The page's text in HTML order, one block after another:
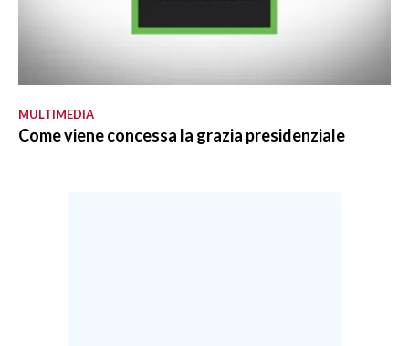
MULTIMEDIA
Come viene concessa la grazia presidenziale